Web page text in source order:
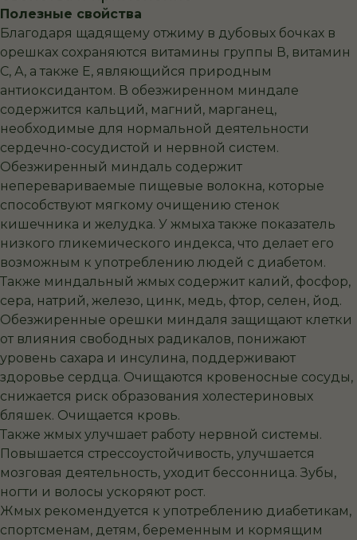
Полезные свойства
Благодаря щадящему отжиму в дубовых бочках в
орешках сохраняются витамины группы В, витамин
С, А, а также Е, являющийся природным
антиоксидантом. В обезжиренном миндале
содержится кальций, магний, марганец,
необходимые для нормальной деятельности
сердечно-сосудистой и нервной систем.
Обезжиренный миндаль содержит
неперевариваемые пищевые волокна, которые
способствуют мягкому очищению стенок
кишечника и желудка. У жмыха также показатель
низкого гликемического индекса, что делает его
возможным к употреблению людей с диабетом.
Также миндальный жмых содержит калий, фосфор,
сера, натрий, железо, цинк, медь, фтор, селен, йод.
Обезжиренные орешки миндаля защищают клетки
от влияния свободных радикалов, понижают
уровень сахара и инсулина, поддерживают
здоровье сердца. Очищаются кровеносные сосуды,
снижается риск образования холестериновых
бляшек. Очищается кровь.
Также жмых улучшает работу нервной системы.
Повышается стрессоустойчивость, улучшается
мозговая деятельность, уходит бессонница. Зубы,
ногти и волосы ускоряют рост.
Жмых рекомендуется к употреблению диабетикам,
спортсменам, детям, беременным и кормящим